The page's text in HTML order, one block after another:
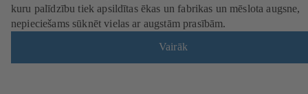
kuru palīdzību tiek apsildītas ēkas un fabrikas un mēslota augsne,
nepieciešams sūknēt vielas ar augstām prasībām.
Vairāk